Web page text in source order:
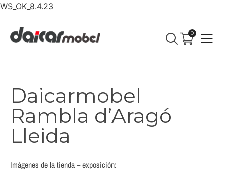
WS_OK_8.4.23
0
Daicarmobel
Rambla d’Aragó
Lleida
Imágenes de la tienda – exposición: